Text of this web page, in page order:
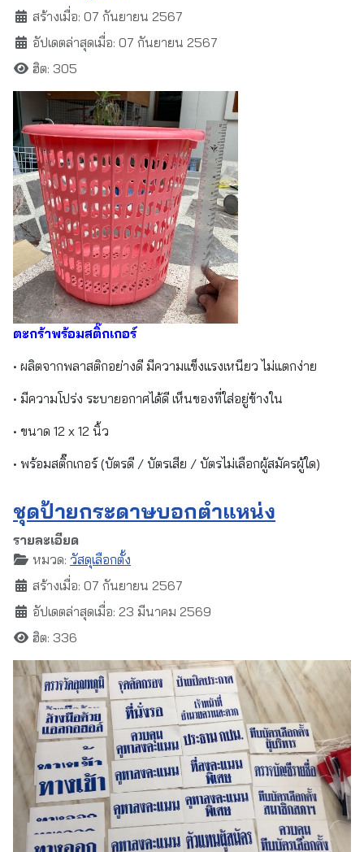
สร้างเมื่อ: 07 กันยายน 2567
อัปเดตล่าสุดเมื่อ: 07 กันยายน 2567
ฮิต: 305
ตะกร้าพร้อมสติ๊กเกอร์
• ผลิตจากพลาสติกอย่างดี มีความแข็งแรงเหนียว ไม่แตกง่าย
• มีความโปร่ง ระบายอกาศได้ดี เห็นของที่ใส่อยู่ข้างใน
• ขนาด 12 x 12 นิ้ว
• พร้อมสติ๊กเกอร์ (บัตรดี / บัตรเสีย / บัตรไม่เลือกผู้สมัครผู้ใด)
ชุดป้ายกระดาษบอกตำแหน่ง
รายละเอียด
หมวด: วัสดุเลือกตั้ง
สร้างเมื่อ: 07 กันยายน 2567
อัปเดตล่าสุดเมื่อ: 23 มีนาคม 2569
ฮิต: 336